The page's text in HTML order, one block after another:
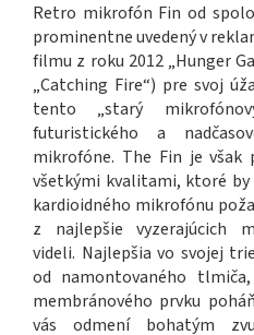
Retro mikrofón Fin od
prominentne uvedený v
filmu z roku 2012 „Hunger
„Catching Fire“) pre svoj
tento „starý
futuristického a
mikrofóne. The Fin je však
všetkými kvalitami, ktoré
kardioidného mikrofónu
z najlepšie vyzerajúcich
videli. Najlepšia vo svojej
od namontovaného
membránového prvku
vás odmení bohatým